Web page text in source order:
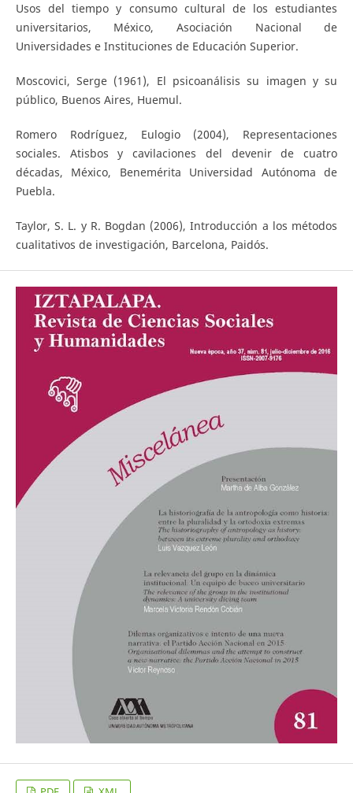
Usos del tiempo y consumo cultural de los estudiantes
universitarios, México, Asociación Nacional de
Universidades e Instituciones de Educación Superior.
Moscovici, Serge (1961), El psicoanálisis su imagen y su
público, Buenos Aires, Huemul.
Romero Rodríguez, Eulogio (2004), Representaciones
sociales. Atisbos y cavilaciones del devenir de cuatro
décadas, México, Benemérita Universidad Autónoma de
Puebla.
Taylor, S. L. y R. Bogdan (2006), Introducción a los métodos
cualitativos de investigación, Barcelona, Paidós.